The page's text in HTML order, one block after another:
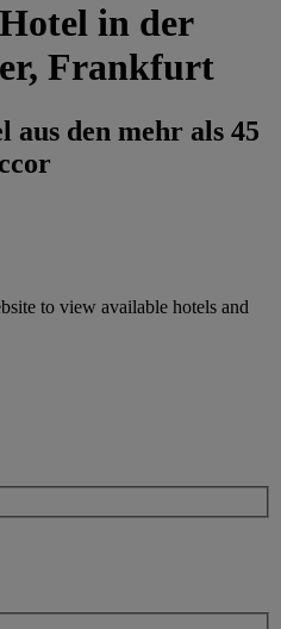
in der
Frankfurt
aus den mehr als 45
to view available hotels and